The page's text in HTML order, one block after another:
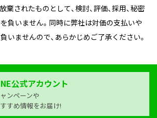
棄されたものとして、検討、評価、採用、秘密
負いません。同時に弊社は対価の支払いや
いませんので、あらかじめご了承ください。
公式アカウント
ンペーンや
すめ情報をお届け!